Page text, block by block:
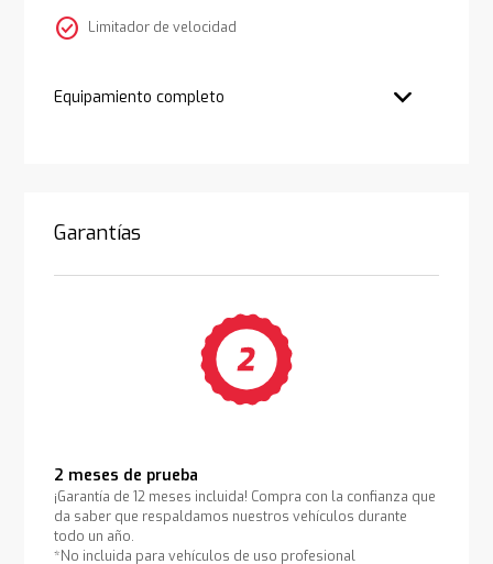
check_circle Limitador de velocidad
Equipamiento completo
Garantías
2 meses de prueba
¡Garantía de 12 meses incluida! Compra con la confianza que
da saber que respaldamos nuestros vehículos durante
todo un año.
*No incluida para vehículos de uso profesional